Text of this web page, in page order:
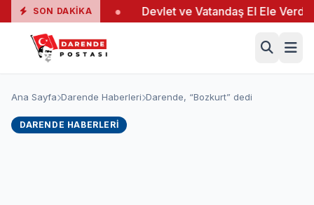
SON DAKIKA
19 Yaralı ● Devlet ve Vatandaş El Ele Verdi ●
Ana Sayfa Darende Haberleri Darende, “Bozkurt” dedi
DARENDE HABERLERI